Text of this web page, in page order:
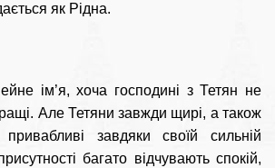
як Рідна.
ім’я, хоча господині з Тетян не
Але Тетяни завжди щирі, а також
завдяки своїй сильній
багато відчувають спокій,